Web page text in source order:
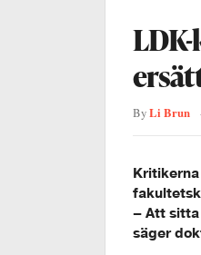
ByLi Brun
– Att
säger